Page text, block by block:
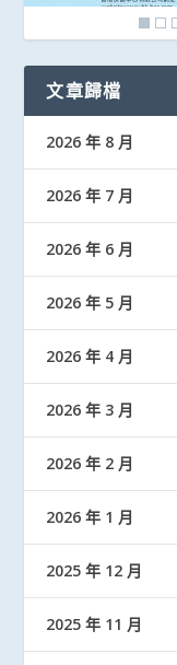
文章歸檔
2026 年 8 月
2026 年 7 月
2026 年 6 月
2026 年 5 月
2026 年 4 月
2026 年 3 月
2026 年 2 月
2026 年 1 月
2025 年 12 月
2025 年 11 月